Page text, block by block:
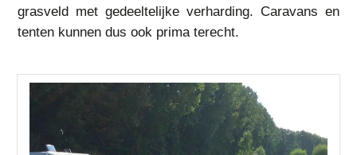
grasveld met gedeeltelijke verharding. Caravans en
tenten kunnen dus ook prima terecht.